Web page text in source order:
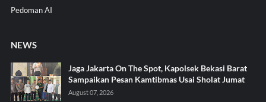
Pedoman AI
NEWS
Jaga Jakarta On The Spot, Kapolsek Bekasi Barat
Sampaikan Pesan Kamtibmas Usai Sholat Jumat
August 07, 2026